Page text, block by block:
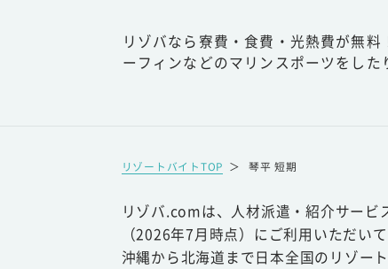
リゾバなら寮費・食費・光熱費が無
ーフィンなどのマリンスポーツをし
リゾートバイトTOP ＞ 琴平 短期
リゾバ.comは、人材派遣・紹介サー
（2026年7月時点）にご利用いただいて
沖縄から北海道まで日本全国のリゾー